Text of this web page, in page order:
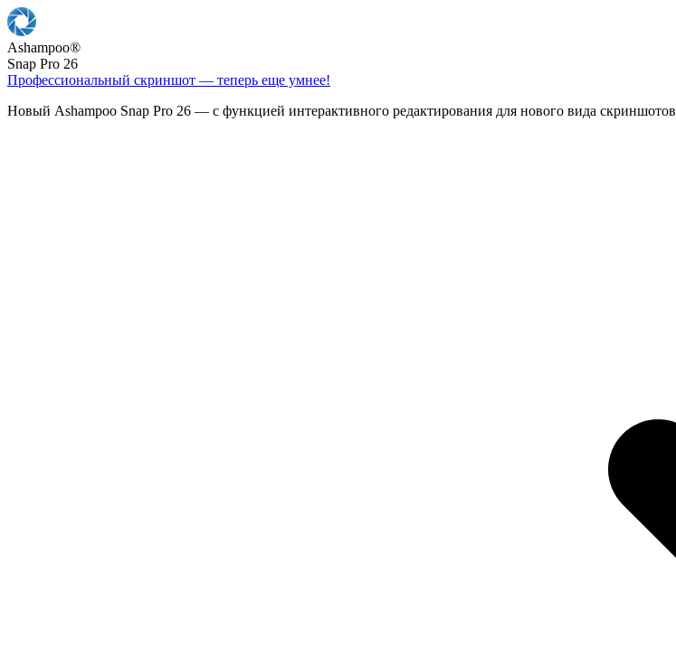
Ashampoo®
Snap Pro 26
Профессиональный скриншот — теперь еще умнее!
Новый Ashampoo Snap Pro 26 — с функцией интерактивного редактирования для нового вида скриншотов